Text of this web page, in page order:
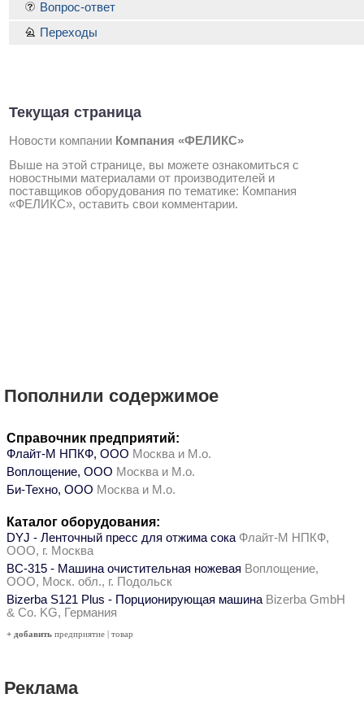
Текущая страница
Новости компании Компания «ФЕЛИКС»
Выше на этой странице, вы можете ознакомиться с
новостными материалами от производителей и
поставщиков оборудования по тематике: Компания
«ФЕЛИКС», оставить свои комментарии.
Вопрос-ответ
Переходы
Пополнили содержимое
Справочник предприятий:
Флайт-М НПКФ, ООО Москва и М.о.
Воплощение, ООО Москва и М.о.
Би-Техно, ООО Москва и М.о.
Каталог оборудования:
DYJ - Ленточный пресс для отжима сока Флайт-М НПКФ,
ООО, г. Москва
ВС-315 - Машина очистительная ножевая Воплощение,
ООО, Моск. обл., г. Подольск
Bizerba S121 Plus - Порционирующая машина Bizerba GmbH
& Co. KG, Германия
+ добавить предприятие | товар
Реклама